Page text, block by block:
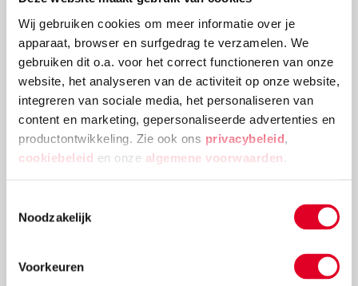
Wij gebruiken cookies om meer informatie over je
apparaat, browser en surfgedrag te verzamelen. We
gebruiken dit o.a. voor het correct functioneren van onze
website, het analyseren van de activiteit op onze website,
integreren van sociale media, het personaliseren van
content en marketing, gepersonaliseerde advertenties en
productontwikkeling. Zie ook ons privacybeleid
cookiebeleid en onze algemene voorwaarden
Noodzakelijk
Voorkeuren
Bouwchallenge: bouwen zonder duimen
Heb je er ooit bij stilgestaan hoe handig het eigenlijk
is dat onze handen een duim hebben? Nee? Dan